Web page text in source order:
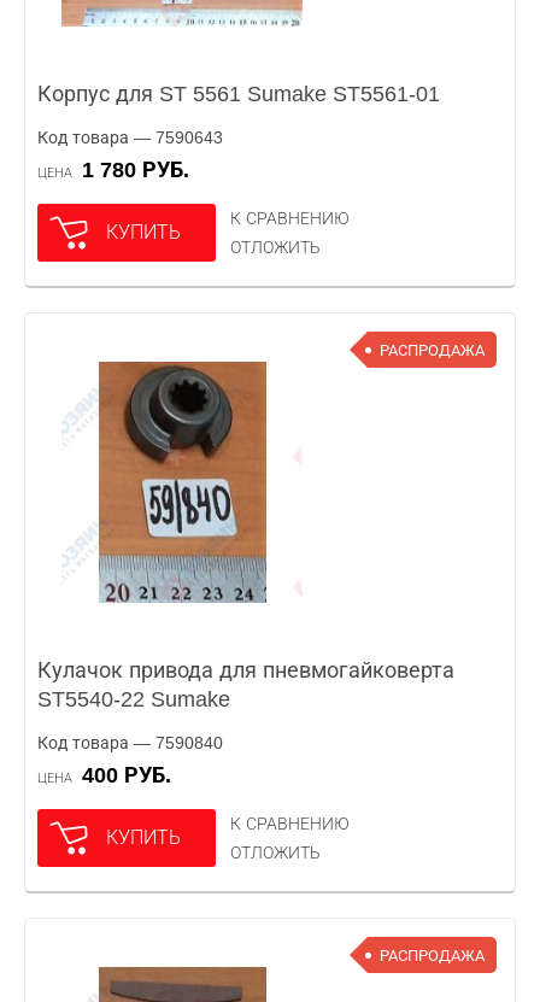
Корпус для ST 5561 Sumake ST5561-01
Код товара — 7590643
ЦЕНА 1 780 РУБ.
КУПИТЬ
К СРАВНЕНИЮ
ОТЛОЖИТЬ
РАСПРОДАЖА
Кулачок привода для пневмогайковерта
ST5540-22 Sumake
Код товара — 7590840
ЦЕНА 400 РУБ.
КУПИТЬ
К СРАВНЕНИЮ
ОТЛОЖИТЬ
РАСПРОДАЖА